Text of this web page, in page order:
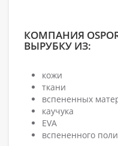
КОМПАНИЯ
ВЫРУБКУ ИЗ:
кожи
ткани
вспененных
каучука
EVA
вспененного